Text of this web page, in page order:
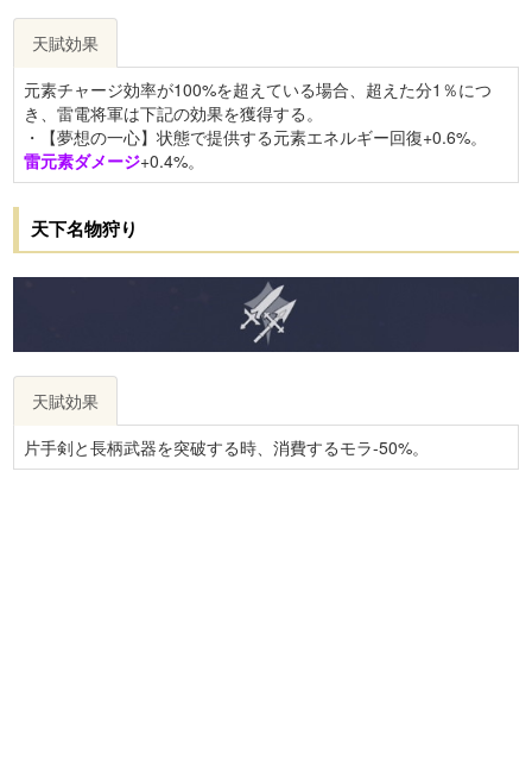
天賦効果
元素チャージ効率が100%を超えている場合、超えた分1％につ
き、雷電将軍は下記の効果を獲得する。
・【夢想の一心】状態で提供する元素エネルギー回復+0.6%。
雷元素ダメージ+0.4%。
天下名物狩り
天賦効果
片手剣と長柄武器を突破する時、消費するモラ-50%。